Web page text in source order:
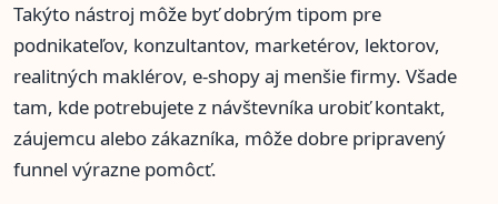
Takýto nástroj môže byť dobrým tipom pre
podnikateľov, konzultantov, marketérov, lektorov,
realitných maklérov, e-shopy aj menšie firmy. Všade
tam, kde potrebujete z návštevníka urobiť kontakt,
záujemcu alebo zákazníka, môže dobre pripravený
funnel výrazne pomôcť.